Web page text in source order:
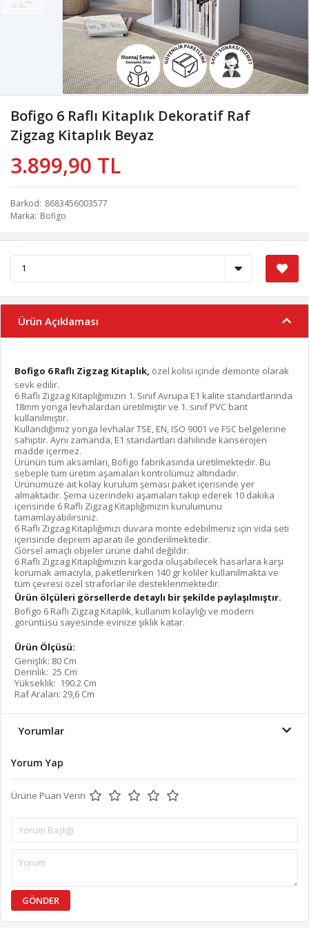
Bofigo 6 Raflı Kitaplık Dekoratif Raf
Zigzag Kitaplık Beyaz
3.899,90 TL
Barkod 8683456003577
Marka Bofigo
Ürün Açıklaması
Bofigo 6 Raflı Zigzag Kitaplık, özel kolisi içinde demonte olarak
sevk edilir.
6 Raflı Zigzag Kitaplığımızın 1. Sınıf Avrupa E1 kalite standartlarında
18mm yonga levhalardan üretilmiştir ve 1. sınıf PVC bant
kullanılmıştır.
Kullandığımız yonga levhalar TSE, EN, ISO 9001 ve FSC belgelerine
sahiptir. Aynı zamanda, E1 standartları dahilinde kanserojen
madde içermez.
Ürünün tüm aksamları, Bofigo fabrikasında üretilmektedir. Bu
sebeple tüm üretim aşamaları kontrolümüz altındadır.
Ürünümüze ait kolay kurulum şeması paket içerisinde yer
almaktadır. Şema üzerindeki aşamaları takip ederek 10 dakika
içerisinde 6 Raflı Zigzag Kitaplığımızın kurulumunu
tamamlayabilirsiniz.
6 Raflı Zigzag Kitaplığımızı duvara monte edebilmeniz için vida seti
içerisinde deprem aparatı ile gönderilmektedir.
Görsel amaçlı objeler ürüne dahil değildir.
6 Raflı Zigzag Kitaplığımızın kargoda oluşabilecek hasarlara karşı
korumak amacıyla, paketlenirken 140 gr koliler kullanılmakta ve
tüm çevresi özel straforlar ile desteklenmektedir.
Ürün ölçüleri görsellerde detaylı bir şekilde paylaşılmıştır.
Bofigo 6 Raflı Zigzag Kitaplık, kullanım kolaylığı ve modern
görüntüsü sayesinde evinize şıklık katar.
Ürün Ölçüsü:
Genişlik: 80 Cm
Derinlik: 25 Cm
Yükseklik: 190.2 Cm
Raf Araları: 29,6 Cm
Yorumlar
Yorum Yap
Ürüne Puan Verin
GÖNDER